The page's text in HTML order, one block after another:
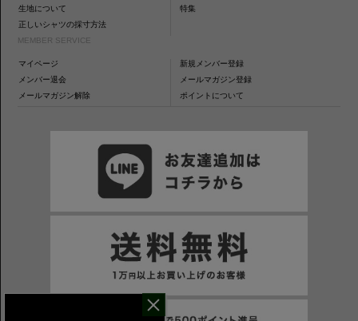
生地について
特集
正しいシャツの採寸方法
MEMBER SERVICE
マイページ
新規メンバー登録
メンバー退会
メールマガジン登録
メールマガジン解除
ポイントについて